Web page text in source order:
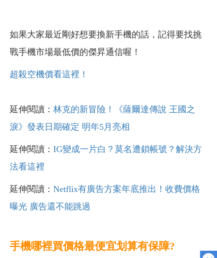
如果大家最近剛好想要換新手機的話，記得要找挑
戰手機市場最低價的傑昇通信喔！
超殺空機價看這裡！
延伸閱讀： 林克的新冒險！《薩爾達傳說 王國之
淚》發表日期確定 明年5月亮相
延伸閱讀： IG變成一片白？莫名遭鎖帳號？解決方
法看這裡
延伸閱讀： Netflix有廣告方案年底推出！收費價格
曝光 廣告還不能跳過
手機哪裡買價格最便宜划算有保障?